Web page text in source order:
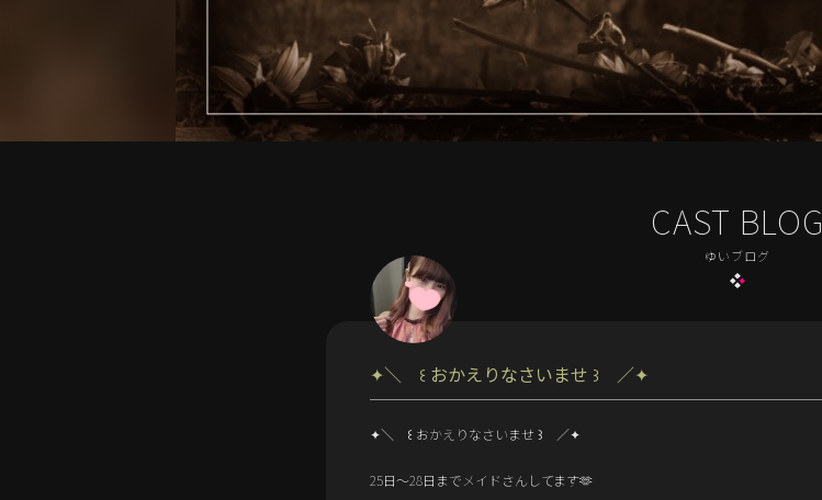
CAST BLOG
ゆいブログ
✦＼ ꒰ おかえりなさいませ ꒱ ／✦
✦＼ ꒰ おかえりなさいませ ꒱ ／✦
25日〜28日までメイドさんしてます🫶